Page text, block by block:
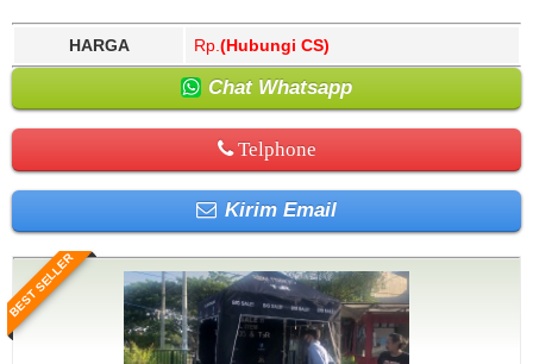
HARGA Rp. (Hubungi CS)
Chat Whatsapp
Telphone
Kirim Email
BEST SELLER